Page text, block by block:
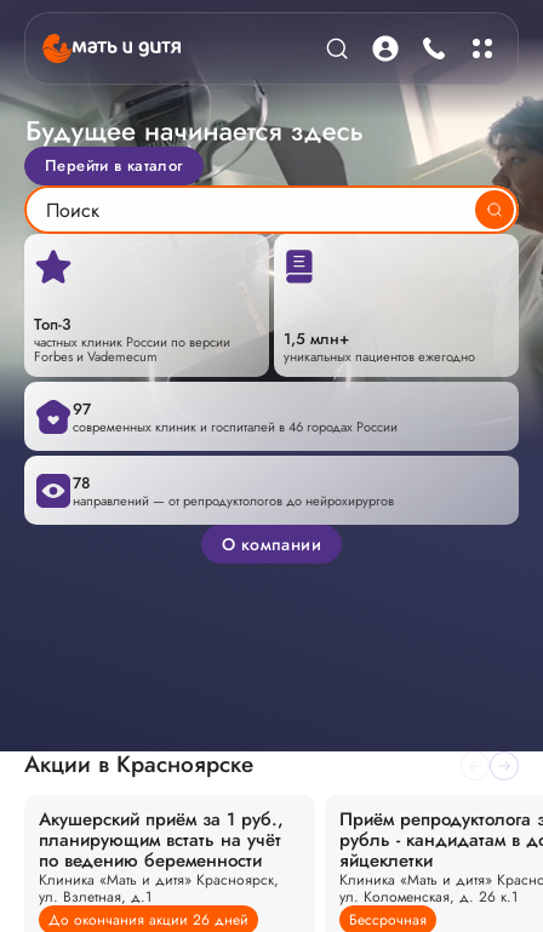
Перейти в каталог
Топ-3
частных клиник России по версии
Forbes и Vademecum
1,5 млн+
уникальных пациентов ежегодно
97
современных клиник и госпиталей в 46 городах России
78
направлений — от репродуктологов до нейрохирургов
О компании
Акции в Красноярске
Акушерский приём за 1 руб.,
планирующим встать на учёт
по ведению беременности
Клиника «Мать и дитя» Красноярск,
ул. Взлетная, д.1
До окончания акции 26 дней
Приём репродуктолога
рубль - кандидатам в
яйцеклетки
Клиника «Мать и дитя»
ул. Коломенская, д. 26 к.1
Бессрочная